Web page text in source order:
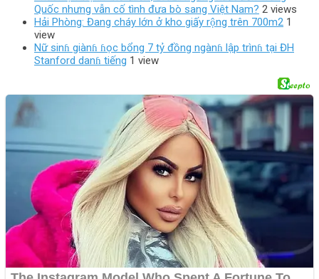
Quốc nhưng vẫn cố tình đưa bò sang Việt Nam? 2 views
Hải Phòng: Đang cháy lớn ở kho giấy rộng trên 700m2 1
view
Nữ sinɦ giànɦ ɦọc bổng 7 tỷ đồng ngànɦ lập trìnɦ tại ĐH
Stanford danɦ tiếng 1 view